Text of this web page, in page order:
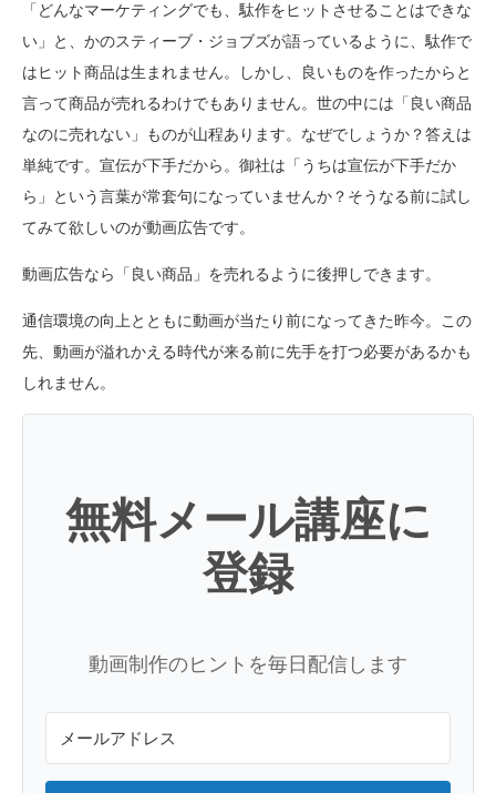
「どんなマーケティングでも、駄作をヒットさせることはできな
い」と、かのスティーブ・ジョブズが語っているように、駄作で
はヒット商品は生まれません。しかし、良いものを作ったからと
言って商品が売れるわけでもありません。世の中には「良い商品
なのに売れない」ものが山程あります。なぜでしょうか？答えは
単純です。宣伝が下手だから。御社は「うちは宣伝が下手だか
ら」という言葉が常套句になっていませんか？そうなる前に試し
てみて欲しいのが動画広告です。
動画広告なら「良い商品」を売れるように後押しできます。
通信環境の向上とともに動画が当たり前になってきた昨今。この
先、動画が溢れかえる時代が来る前に先手を打つ必要があるかも
しれません。
無料メール講座に
登録
動画制作のヒントを毎日配信します